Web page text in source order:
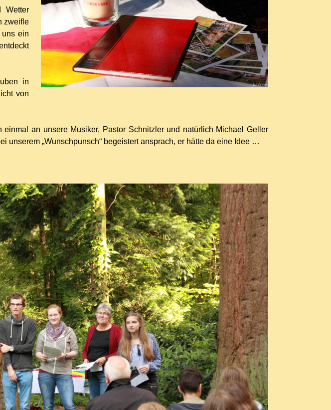
Wetter
zweifle
uns ein
in
von
an unsere Musiker, Pastor Schnitzler und natürlich Michael Geller
unserem „Wunschpunsch“ begeistert ansprach, er hätte da eine Idee …